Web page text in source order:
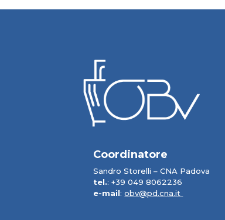
Coordinatore
Sandro Storelli – CNA Padova
tel.: +39 049 8062236
e-mail:obv@pd.cna.it